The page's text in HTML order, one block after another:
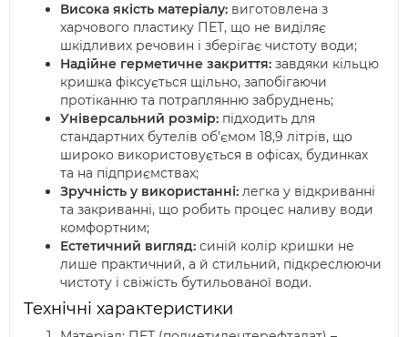
Висока якість матеріалу: виготовлена з
харчового пластику ПЕТ, що не виділяє
шкідливих речовин і зберігає чистоту води;
Надійне герметичне закриття: завдяки кільцю
кришка фіксується щільно, запобігаючи
протіканню та потраплянню забруднень;
Універсальний розмір: підходить для
стандартних бутелів об’ємом 18,9 літрів, що
широко використовується в офісах, будинках
та на підприємствах;
Зручність у використанні: легка у відкриванні
та закриванні, що робить процес наливу води
комфортним;
Естетичний вигляд: синій колір кришки не
лише практичний, а й стильний, підкреслюючи
чистоту і свіжість бутильованої води.
Технічні характеристики